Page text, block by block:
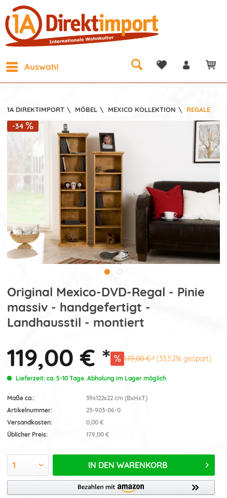
Auswahl
1A DIREKTIMPORT \ MÖBEL \ MEXICO KOLLEKTION \ REGALE
-34
Original Mexico-DVD-Regal - Pinie
massiv - handgefertigt -
Landhausstil - montiert
119,00 € * 179,00 € * (33,52% gespart)
Lieferzeit: ca. 5-10 Tage. Abholung im Lager möglich
Maße ca.:
39x122x22 cm (BxHxT)
Artikelnummer:
23-903-06-0
Versandkosten:
0,00 €
Üblicher Preis:
179,00 €
IN DEN WARENKORB